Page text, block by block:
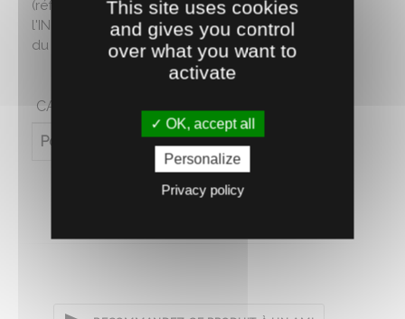
(réf : 0410014). Mis au point avec l'UEICP de
l'INRA de Lusignan (Licence INRA). Dimensions
du tablier : L x l (cm) : 45 x 45.
CARACTÉRISTIQUES
Poids (en kg) 0.5
This site uses cookies
and gives you control
over what you want to
activate
OK, accept all
Personalize
Privacy policy